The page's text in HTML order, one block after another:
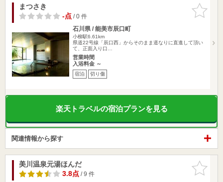
お気に入
りに追加
まつさき
-点/ 0 件
石川県 / 能美市辰口町
小柳駅6.61km
県道22号線「辰口西」からそのまま道なりに直進して頂い
て、正面入り口…
営業時間
入浴料金 ～
宿泊 切り傷
楽天トラベルの宿泊プランを見る
関連情報から探す
お気に入
りに追加
美川温泉元湯ほんだ
3.8点/ 9 件